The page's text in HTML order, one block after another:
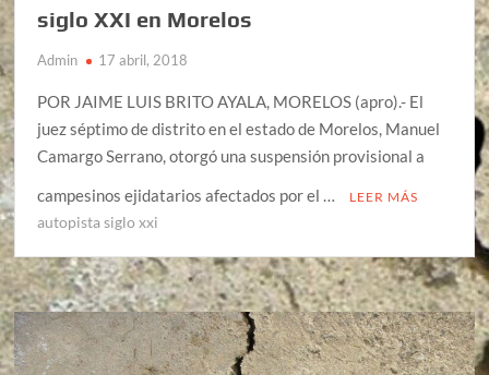
siglo XXI en Morelos
Admin 17 abril, 2018
POR JAIME LUIS BRITO AYALA, MORELOS (apro).- El
juez séptimo de distrito en el estado de Morelos, Manuel
Camargo Serrano, otorgó una suspensión provisional a
campesinos ejidatarios afectados por el …
LEER MÁS
autopista siglo xxi